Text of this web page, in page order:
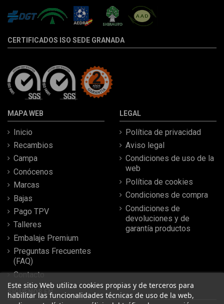
CERTIFICADOS ISO SEDE GRANADA
MAPA WEB
Inicio
Recambios
Campa
Conócenos
Marcas
Bajas
Pago TPV
Talleres
Embalaje Premium
Preguntas Frecuentes
(FAQ)
Contacto
LEGAL
Política de privacidad
Aviso legal
Condiciones de uso de la
web
Política de cookies
Condiciones de compra
Condiciones de
devoluciones y de
garantía productos
Este sitio Web utiliza cookies propias y de terceros para
habilitar las funcionalidades técnicas de uso de la web,
SÍGUENOS EN